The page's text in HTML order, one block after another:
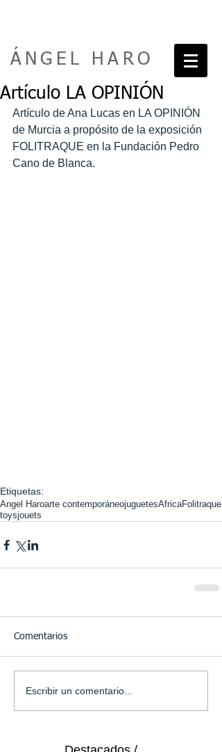
ÁNGEL HARO
Artículo LA OPINIÓN
Artículo de Ana Lucas en LA OPINIÓN
de Murcia a propósito de la exposición
FOLITRAQUE en la Fundación Pedro
Cano de Blanca.
Etiquetas:
Angel Haroarte contemporáneojuguetesAfricaFolitraque
toysjouets
Comentarios
Escribir un comentario...